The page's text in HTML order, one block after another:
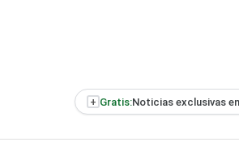
+ Gratis:Noticias exclusivas en